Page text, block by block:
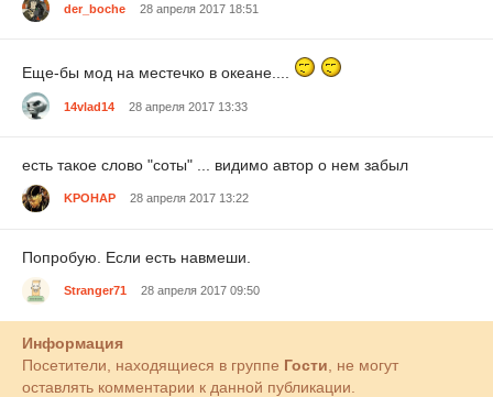
der_boche 28 апреля 2017 18:51
Еще-бы мод на местечко в океане....
14vlad14 28 апреля 2017 13:33
есть такое слово "соты" ... видимо автор о нем забыл
KPOHAP 28 апреля 2017 13:22
Попробую. Если есть навмеши.
Stranger71 28 апреля 2017 09:50
Информация
Посетители, находящиеся в группе Гости , не могут
оставлять комментарии к данной публикации.